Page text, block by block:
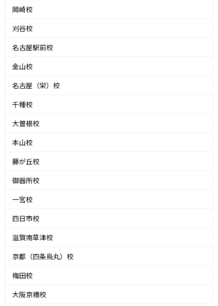
岡崎校
刈谷校
名古屋駅前校
金山校
名古屋（栄）校
千種校
大曽根校
本山校
藤が丘校
御器所校
一宮校
四日市校
滋賀南草津校
京都（四条烏丸）校
梅田校
大阪京橋校